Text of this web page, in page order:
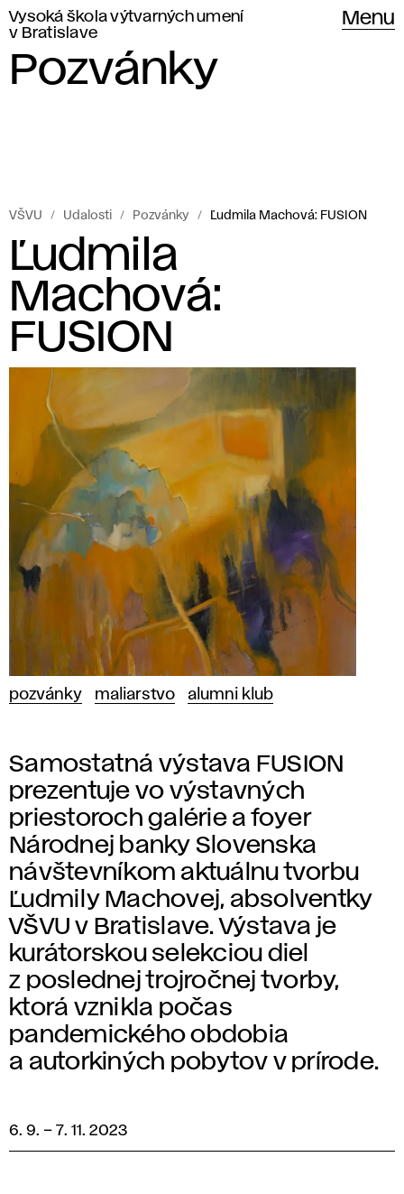
Vysoká škola výtvarných umení
v Bratislave
Menu
Pozvánky
VŠVU Udalosti Pozvánky Ľudmila Machová: FUSION
Ľudmila
Machová:
FUSION
pozvánky maliarstvo alumni klub
Samostatná výstava FUSION
prezentuje vo výstavných
priestoroch galérie a foyer
Národnej banky Slovenska
návštevníkom aktuálnu tvorbu
Ľudmily Machovej, absolventky
VŠVU v Bratislave. Výstava je
kurátorskou selekciou diel
z poslednej trojročnej tvorby,
ktorá vznikla počas
pandemického obdobia
a autorkiných pobytov v prírode.
6. 9. – 7. 11. 2023